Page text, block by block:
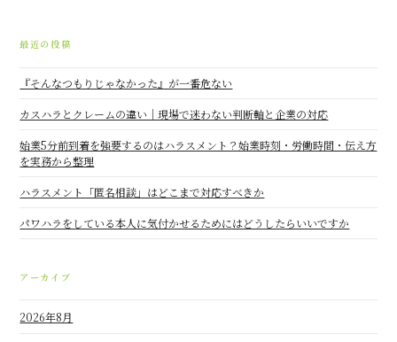
最近の投稿
『そんなつもりじゃなかった』が一番危ない
カスハラとクレームの違い｜現場で迷わない判断軸と企業の対応
始業5分前到着を強要するのはハラスメント？始業時刻・労働時間・伝え方
を実務から整理
ハラスメント「匿名相談」はどこまで対応すべきか
パワハラをしている本人に気付かせるためにはどうしたらいいですか
アーカイブ
2026年8月